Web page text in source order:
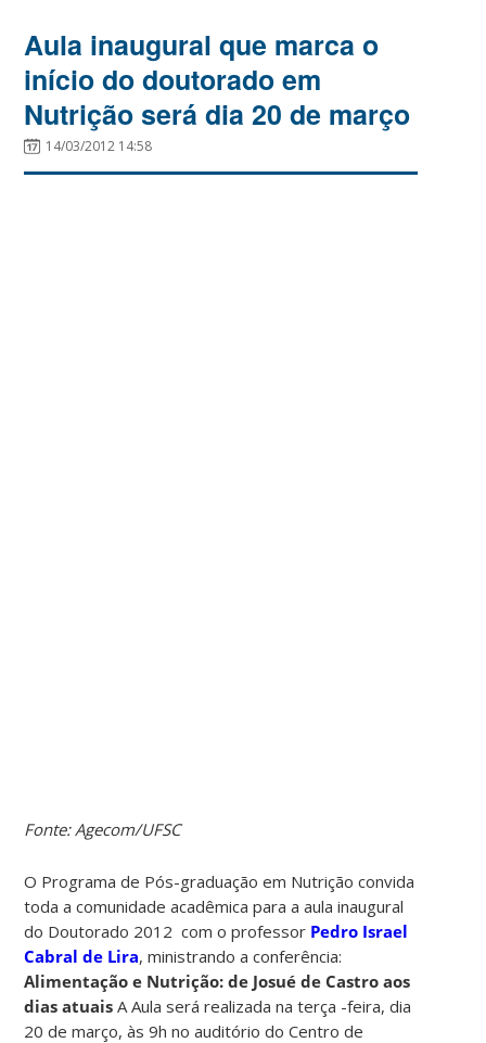
Aula inaugural que marca o
início do doutorado em
Nutrição será dia 20 de março
14/03/2012 14:58
Fonte: Agecom/UFSC
O Programa de Pós-graduação em Nutrição convida
toda a comunidade acadêmica para a aula inaugural
do Doutorado 2012 com o professor Pedro Israel
Cabral de Lira, ministrando a conferência:
Alimentação e Nutrição: de Josué de Castro aos
dias atuaisA Aula será realizada na terça -feira, dia
20 de março, às 9h no auditório do Centro de